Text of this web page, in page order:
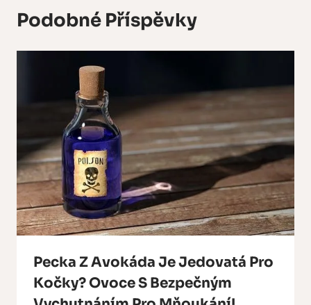
Podobné Příspěvky
Pecka Z Avokáda Je Jedovatá Pro
Kočky? Ovoce S Bezpečným